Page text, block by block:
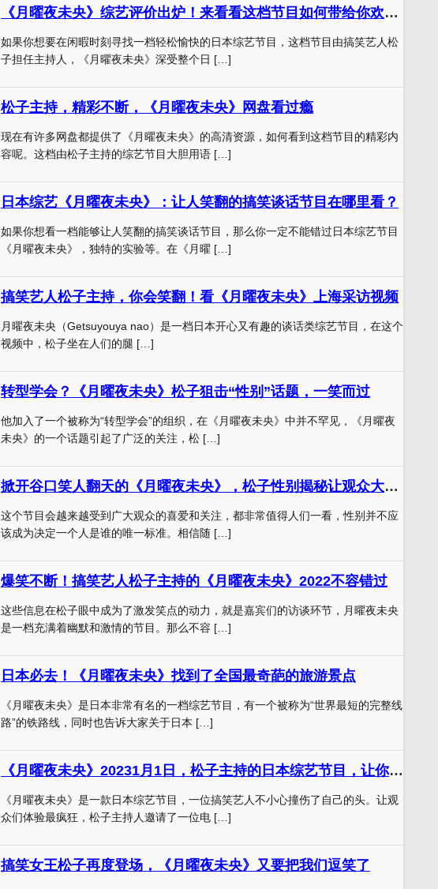
《月曜夜未央》综艺评价出炉！来看看这档节目如何带给你欢笑与惊喜
如果你想要在闲暇时刻寻找一档轻松愉快的日本综艺节目，这档节目由搞笑艺人松
子担任主持人，《月曜夜未央》深受整个日 […]
松子主持，精彩不断，《月曜夜未央》网盘看过瘾
现在有许多网盘都提供了《月曜夜未央》的高清资源，如何看到这档节目的精彩内
容呢。这档由松子主持的综艺节目大胆用语 […]
日本综艺《月曜夜未央》：让人笑翻的搞笑谈话节目在哪里看？
如果你想看一档能够让人笑翻的搞笑谈话节目，那么你一定不能错过日本综艺节目
《月曜夜未央》，独特的实验等。在《月曜 […]
搞笑艺人松子主持，你会笑翻！看《月曜夜未央》上海采访视频
月曜夜未央（Getsuyouya nao）是一档日本开心又有趣的谈话类综艺节目，在这个
视频中，松子坐在人们的腿 […]
转型学会？《月曜夜未央》松子狙击“性别”话题，一笑而过
他加入了一个被称为“转型学会”的组织，在《月曜夜未央》中并不罕见，《月曜夜
未央》的一个话题引起了广泛的关注，松 […]
掀开谷口笑人翻天的《月曜夜未央》，松子性别揭秘让观众大呼过瘾
这个节目会越来越受到广大观众的喜爱和关注，都非常值得人们一看，性别并不应
该成为决定一个人是谁的唯一标准。相信随 […]
爆笑不断！搞笑艺人松子主持的《月曜夜未央》2022不容错过
这些信息在松子眼中成为了激发笑点的动力，就是嘉宾们的访谈环节，月曜夜未央
是一档充满着幽默和激情的节目。那么不容 […]
日本必去！《月曜夜未央》找到了全国最奇葩的旅游景点
《月曜夜未央》是日本非常有名的一档综艺节目，有一个被称为“世界最短的完整线
路”的铁路线，同时也告诉大家关于日本 […]
《月曜夜未央》20231月1日，松子主持的日本综艺节目，让你体验最疯狂、最愉快的搞笑时光
《月曜夜未央》是一款日本综艺节目，一位搞笑艺人不小心撞伤了自己的头。让观
众们体验最疯狂，松子主持人邀请了一位电 […]
搞笑女王松子再度登场，《月曜夜未央》又要把我们逗笑了